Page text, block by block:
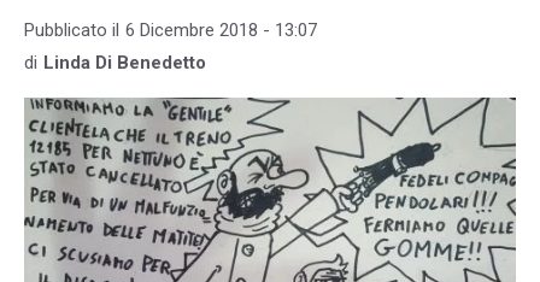
Pubblicato il 6 Dicembre 2018 - 13:07
di Linda Di Benedetto